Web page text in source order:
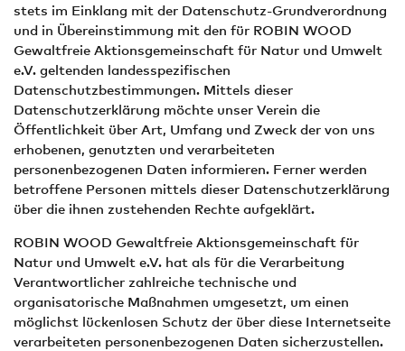
stets im Einklang mit der Datenschutz-Grundverordnung
und in Übereinstimmung mit den für ROBIN WOOD
Gewaltfreie Aktionsgemeinschaft für Natur und Umwelt
e.V. geltenden landesspezifischen
Datenschutzbestimmungen. Mittels dieser
Datenschutzerklärung möchte unser Verein die
Öffentlichkeit über Art, Umfang und Zweck der von uns
erhobenen, genutzten und verarbeiteten
personenbezogenen Daten informieren. Ferner werden
betroffene Personen mittels dieser Datenschutzerklärung
über die ihnen zustehenden Rechte aufgeklärt.
ROBIN WOOD Gewaltfreie Aktionsgemeinschaft für
Natur und Umwelt e.V. hat als für die Verarbeitung
Verantwortlicher zahlreiche technische und
organisatorische Maßnahmen umgesetzt, um einen
möglichst lückenlosen Schutz der über diese Internetseite
verarbeiteten personenbezogenen Daten sicherzustellen.